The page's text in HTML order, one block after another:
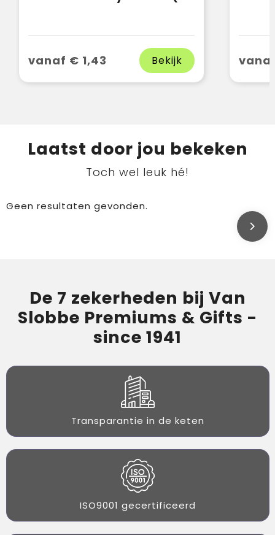
vanaf € 1,43 Bekijk
Laatst door jou bekeken
Toch wel leuk hé!
Geen resultaten gevonden.
De 7 zekerheden bij Van
Slobbe Premiums & Gifts -
since 1941
Transparantie in de keten
ISO9001 gecertificeerd